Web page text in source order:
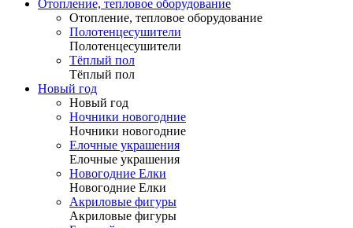
Отопление, тепловое оборудование
Отопление, тепловое оборудование
Полотенцесушители
Полотенцесушители
Тёплый пол
Тёплый пол
Новый год
Новый год
Ночники новогодние
Ночники новогодние
Елочные украшения
Елочные украшения
Новогодние Елки
Новогодние Елки
Акриловые фигуры
Акриловые фигуры